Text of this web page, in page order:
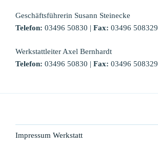
Geschäftsführerin Susann Steinecke
Telefon: 03496 50830 | Fax: 03496 508329
Werkstattleiter Axel Bernhardt
Telefon: 03496 50830 | Fax: 03496 508329
Impressum Werkstatt